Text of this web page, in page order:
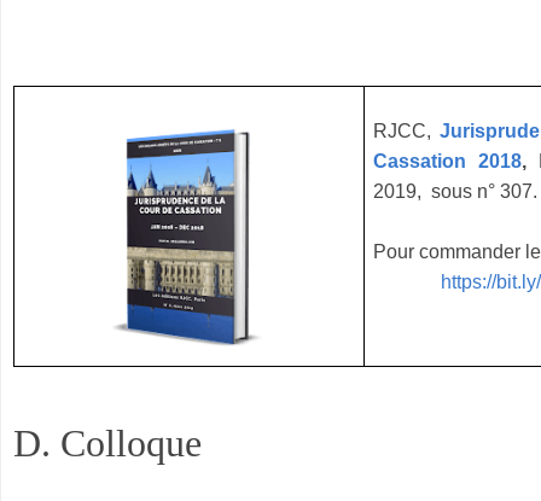
RJCC,
Cassation 2018,
2019, sous n°
Pour commander
https://
D. Colloque